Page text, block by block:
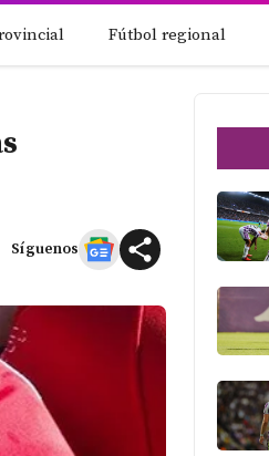
Fútbol regional
Síguenos